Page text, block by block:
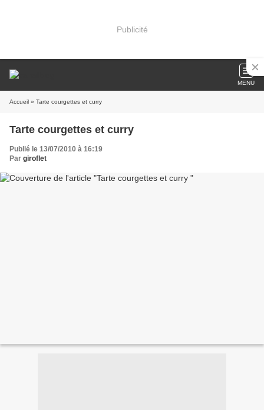
Publicité
MENU
Accueil » Tarte courgettes et curry
Tarte courgettes et curry
Publié le 13/07/2010 à 16:19
Par giroflet